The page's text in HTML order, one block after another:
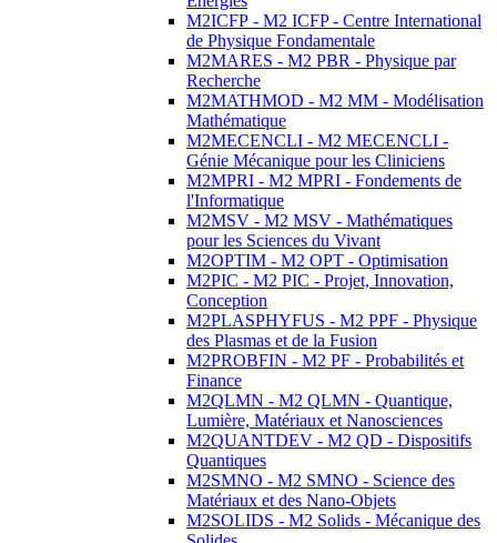
M2ICFP - M2 ICFP - Centre International
de Physique Fondamentale
M2MARES - M2 PBR - Physique par
Recherche
M2MATHMOD - M2 MM - Modélisation
Mathématique
M2MECENCLI - M2 MECENCLI -
Génie Mécanique pour les Cliniciens
M2MPRI - M2 MPRI - Fondements de
l'Informatique
M2MSV - M2 MSV - Mathématiques
pour les Sciences du Vivant
M2OPTIM - M2 OPT - Optimisation
M2PIC - M2 PIC - Projet, Innovation,
Conception
M2PLASPHYFUS - M2 PPF - Physique
des Plasmas et de la Fusion
M2PROBFIN - M2 PF - Probabilités et
Finance
M2QLMN - M2 QLMN - Quantique,
Lumière, Matériaux et Nanosciences
M2QUANTDEV - M2 QD - Dispositifs
Quantiques
M2SMNO - M2 SMNO - Science des
Matériaux et des Nano-Objets
M2SOLIDS - M2 Solids - Mécanique des